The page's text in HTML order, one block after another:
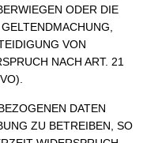
ODER DIE
VON
NACH ART. 21
DATEN
ZU BETREIBEN, SO